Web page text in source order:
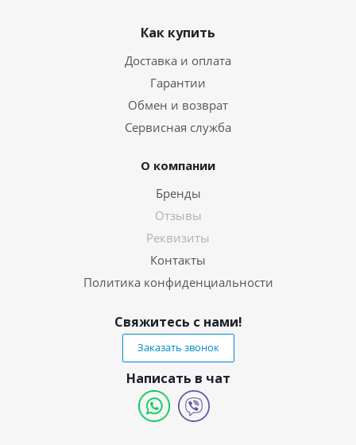
Как купить
Доставка и оплата
Гарантии
Обмен и возврат
Сервисная служба
О компании
Бренды
Отзывы
Реквизиты
Контакты
Политика конфиденциальности
Свяжитесь с нами!
Заказать звонок
Написать в чат